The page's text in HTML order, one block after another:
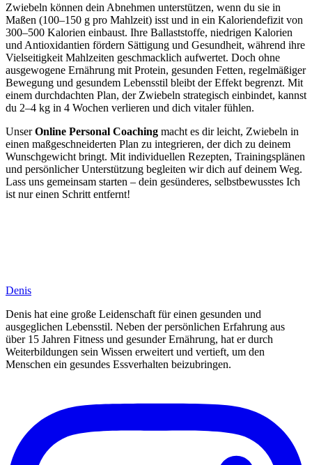
Zwiebeln können dein Abnehmen unterstützen, wenn du sie in
Maßen (100–150 g pro Mahlzeit) isst und in ein Kaloriendefizit von
300–500 Kalorien einbaust. Ihre Ballaststoffe, niedrigen Kalorien
und Antioxidantien fördern Sättigung und Gesundheit, während ihre
Vielseitigkeit Mahlzeiten geschmacklich aufwertet. Doch ohne
ausgewogene Ernährung mit Protein, gesunden Fetten, regelmäßiger
Bewegung und gesundem Lebensstil bleibt der Effekt begrenzt. Mit
einem durchdachten Plan, der Zwiebeln strategisch einbindet, kannst
du 2–4 kg in 4 Wochen verlieren und dich vitaler fühlen.
UnserOnline Personal Coaching macht es dir leicht, Zwiebeln in
einen maßgeschneiderten Plan zu integrieren, der dich zu deinem
Wunschgewicht bringt. Mit individuellen Rezepten, Trainingsplänen
und persönlicher Unterstützung begleiten wir dich auf deinem Weg.
Lass uns gemeinsam starten – dein gesünderes, selbstbewusstes Ich
ist nur einen Schritt entfernt!
Denis
Denis hat eine große Leidenschaft für einen gesunden und
ausgeglichen Lebensstil. Neben der persönlichen Erfahrung aus
über 15 Jahren Fitness und gesunder Ernährung, hat er durch
Weiterbildungen sein Wissen erweitert und vertieft, um den
Menschen ein gesundes Essverhalten beizubringen.